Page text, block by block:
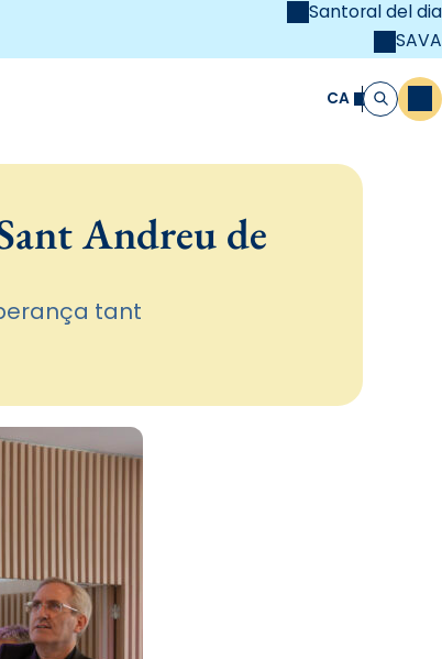
Santoral del dia
SAVA
CA Cerca
Andreu de
tant